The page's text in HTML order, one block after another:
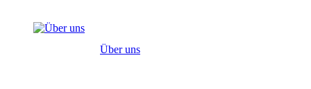
Über uns